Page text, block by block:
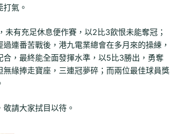
氣。
有充足休息便作賽，以2比3飲恨未能奪冠；
連番苦戰後，港九電業總會在多月來的操練，
，最終能全面發揮水準，以5比3勝出，勇奪
緣捧走寶座，三連冠夢碎；而兩位最佳球員獎
請大家拭目以待。